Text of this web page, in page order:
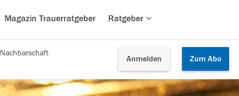
Magazin Trauerratgeber Ratgeber
Anmelden Zum Abo
Nachbarschaft